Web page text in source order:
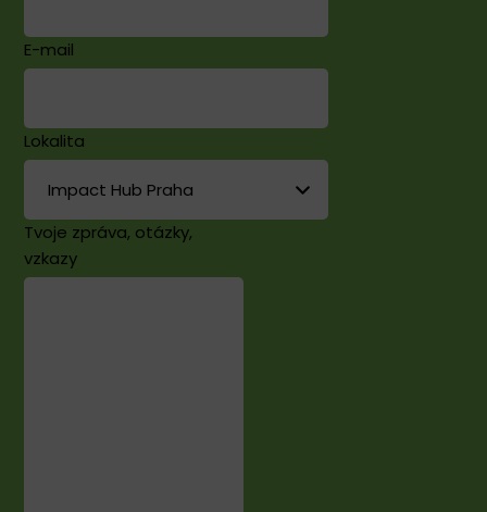
E-mail
Lokalita
Tvoje zpráva, otázky,
vzkazy